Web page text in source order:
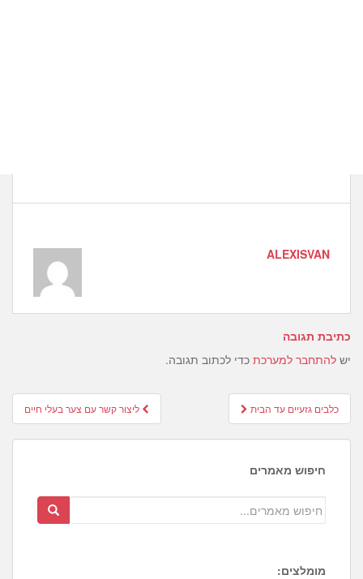
ALEXISVAN
כתיבת תגובה
יש להתחבר למערכת כדי לכתוב תגובה.
Post
navigation
ליצור קשר עם צער בעלי חיים כלבים גזעיים עד הבית
חיפוש מאמרים
מומלצים: